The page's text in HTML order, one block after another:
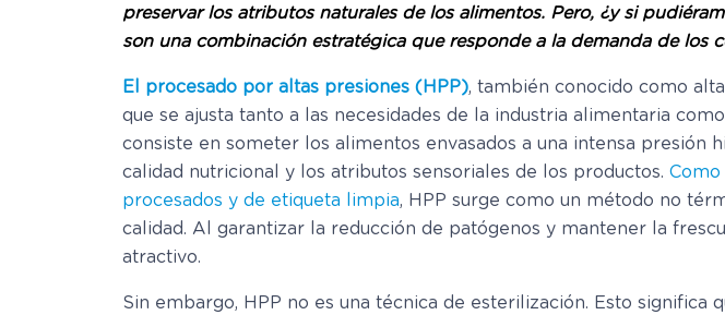
preservar los atributos naturales de los alimentos. Pero, ¿y si
son una combinación estratégica que responde a la demanda de los
El procesado por altas presiones (HPP), también conocido como
que se ajusta tanto a las necesidades de la industria alimentaria
consiste en someter los alimentos envasados a una intensa
calidad nutricional y los atributos sensoriales de los productos.
procesados y de etiqueta limpia, HPP surge como un método no
calidad. Al garantizar la reducción de patógenos y mantener la
atractivo.
Sin embargo, HPP no es una técnica de esterilización. Esto